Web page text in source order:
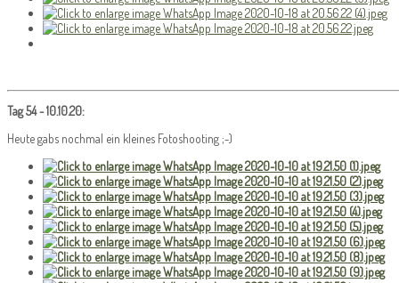
Tag 54 - 10.10.20:
Heute gabs nochmal ein kleines Fotoshooting ;-)